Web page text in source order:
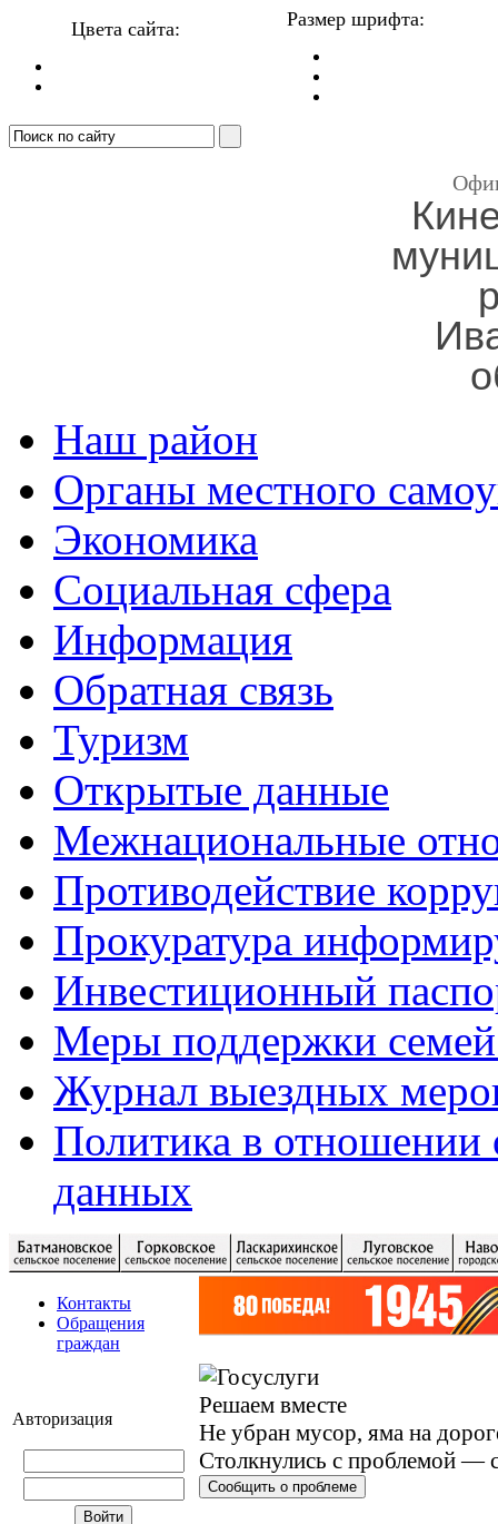
Цвета сайта: Размер шрифта:
Наш район
Органы местного
Экономика
Социальная сфера
Информация
Обратная связь
Туризм
Открытые данные
Межнациональные
Противодействие
Прокуратура
Инвестиционный
Меры поддержки
Журнал выездных
Политика в отношении
данных
Контакты
Обращения
граждан
Авторизация
Решаем вместе
Не убран мусор, яма на
Столкнулись с проблемой —
Сообщить о проблеме